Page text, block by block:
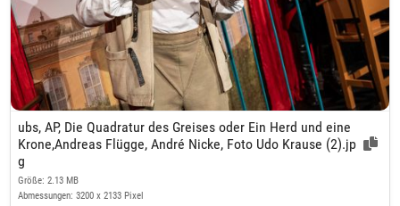
ubs, AP, Die Quadratur des Greises oder Ein Herd und eine
Krone,Andreas Flügge, André Nicke, Foto Udo Krause (2).jp
g
Größe: 2.13 MB
Abmessungen: 3200 x 2133 Pixel